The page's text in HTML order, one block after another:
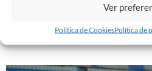
Ver
Política de CookiesPolítica de